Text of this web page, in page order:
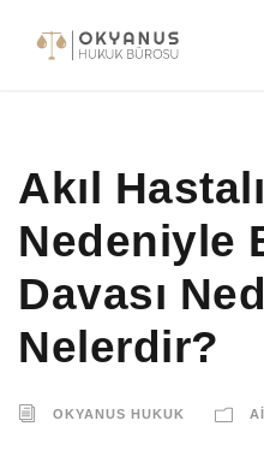
Akıl
Nedeniyle
Davası
Nelerdir?
OKYANUS HUKUK